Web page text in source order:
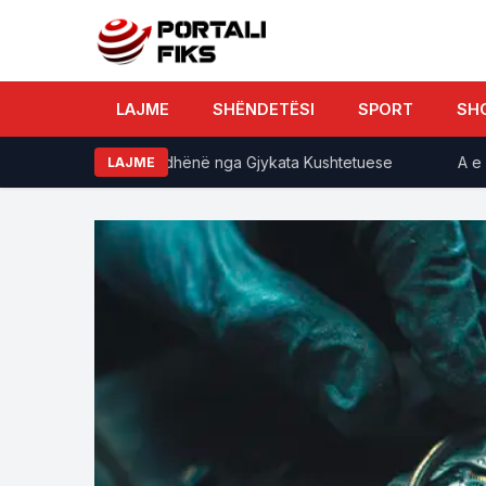
LAJME SHËNDETËSI SPORT
LAJME
sipas afatit të dhënë nga Gjykata Kushtetuese A e